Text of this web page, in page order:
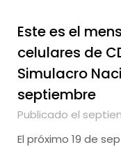
Este es el
celulares de
Simulacro
septiembre
Publicado el
El próximo 19 de